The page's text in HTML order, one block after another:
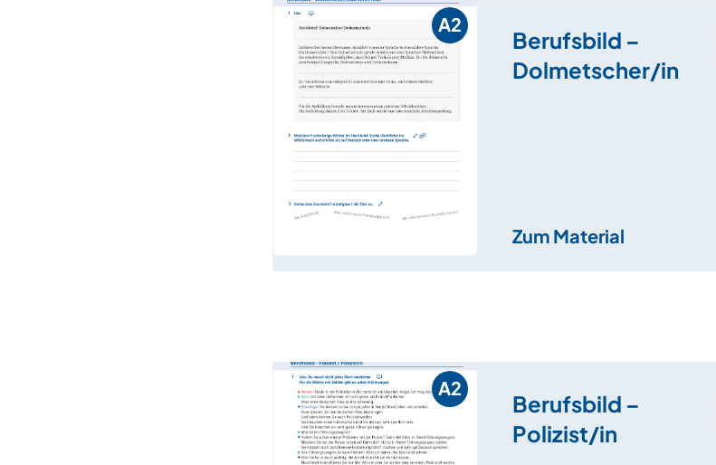
A2
Berufsbild –
Dolmetscher/in
Zum Material
A2
Berufsbild –
Polizist/in